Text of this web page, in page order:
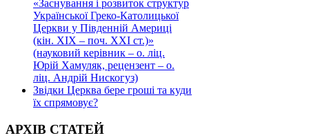
«Заснування і розвиток структур
Української Греко-Католицької
Церкви у Південній Америці
(кін. ХІХ – поч. ХХІ ст.)»
(науковий керівник – о. ліц.
Юрій Хамуляк, рецензент – о.
ліц. Андрій Нискогуз)
Звідки Церква бере гроші та куди
їх спрямовує?
АРХІВ СТАТЕЙ